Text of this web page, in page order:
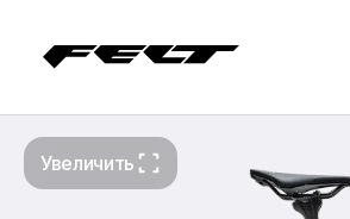
Увеличить